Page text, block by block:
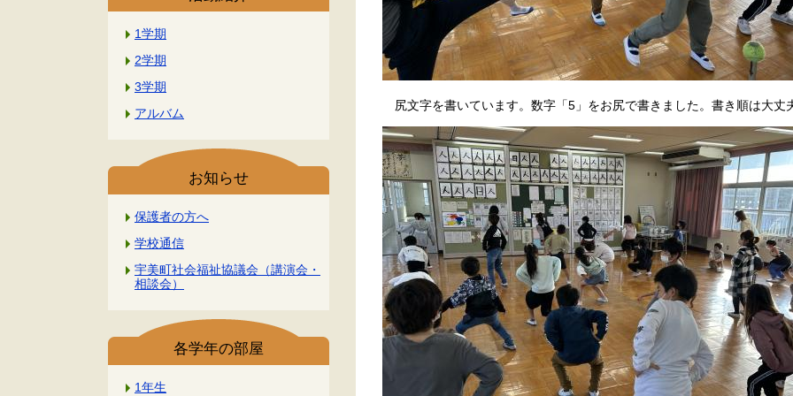
1学期
2学期
3学期
アルバム
お知らせ
保護者の方へ
学校通信
宇美町社会福祉協議会（講演会・
相談会）
各学年の部屋
1年生
尻文字を書いています。数字「5」をお尻で書きました。書き順は大丈